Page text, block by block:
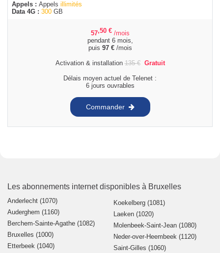
Appels : Appels illimités
Data 4G : 300 GB
57,50 € /mois
pendant 6 mois,
puis 97 €/mois
Activation & installation135€ Gratuit
Délais moyen actuel de Telenet :
6 jours ouvrables
Commander
Les abonnements internet disponibles à Bruxelles
Anderlecht (1070)
Auderghem (1160)
Berchem-Sainte-Agathe (1082)
Bruxelles (1000)
Etterbeek (1040)
Koekelberg (1081)
Laeken (1020)
Molenbeek-Saint-Jean (1080)
Neder-over-Heembeek (1120)
Saint-Gilles (1060)